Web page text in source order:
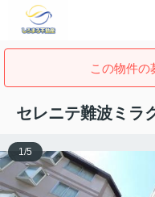
この物件の
セレニテ難波ミラ
1/5